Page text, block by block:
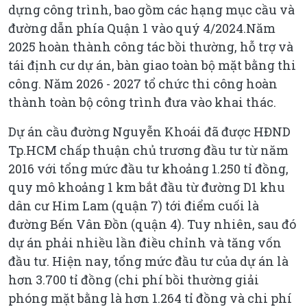
dựng công trình, bao gồm các hạng mục cầu và
đường dẫn phía Quận 1 vào quý 4/2024.Năm
2025 hoàn thành công tác bồi thường, hỗ trợ và
tái định cư dự án, bàn giao toàn bộ mặt bằng thi
công. Năm 2026 - 2027 tổ chức thi công hoàn
thành toàn bộ công trình đưa vào khai thác.
Dự án cầu đường Nguyễn Khoái đã được HĐND
Tp.HCM chấp thuận chủ trương đầu tư từ năm
2016 với tổng mức đầu tư khoảng 1.250 tỉ đồng,
quy mô khoảng 1 km bắt đầu từ đường D1 khu
dân cư Him Lam (quận 7) tới điểm cuối là
đường Bến Vân Đồn (quận 4). Tuy nhiên, sau đó
dự án phải nhiều lần điều chỉnh và tăng vốn
đầu tư. Hiện nay, tổng mức đầu tư của dự án là
hơn 3.700 tỉ đồng (chi phí bồi thường giải
phóng mặt bằng là hơn 1.264 tỉ đồng và chi phí